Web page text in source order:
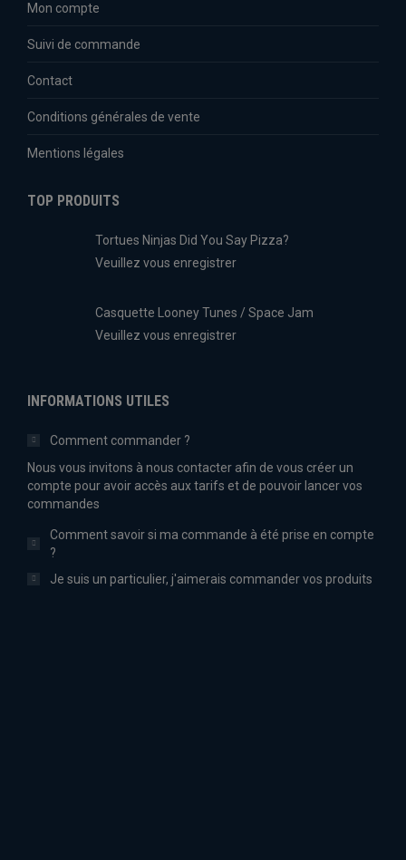
Mon compte
Suivi de commande
Contact
Conditions générales de vente
Mentions légales
TOP PRODUITS
Tortues Ninjas Did You Say Pizza?
Veuillez vous enregistrer
Casquette Looney Tunes / Space Jam
Veuillez vous enregistrer
INFORMATIONS UTILES
Comment commander ?
Nous vous invitons à nous contacter afin de vous créer un
compte pour avoir accès aux tarifs et de pouvoir lancer vos
commandes
Comment savoir si ma commande à été prise en compte
?
Je suis un particulier, j'aimerais commander vos produits